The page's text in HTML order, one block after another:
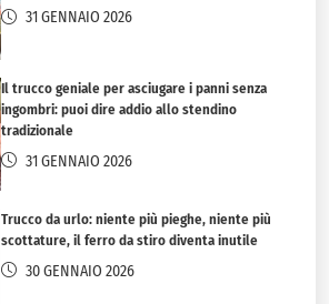
31 GENNAIO 2026
Il trucco geniale per asciugare i panni senza
ingombri: puoi dire addio allo stendino
tradizionale
31 GENNAIO 2026
Trucco da urlo: niente più pieghe, niente più
scottature, il ferro da stiro diventa inutile
30 GENNAIO 2026